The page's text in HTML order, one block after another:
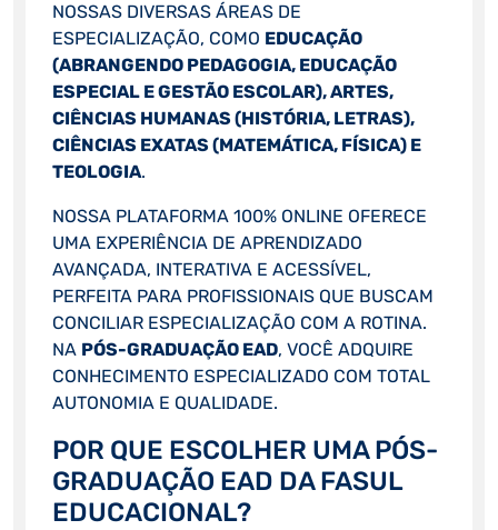
NOSSAS DIVERSAS ÁREAS DE
ESPECIALIZAÇÃO, COMO EDUCAÇÃO
(ABRANGENDO PEDAGOGIA, EDUCAÇÃO
ESPECIAL E GESTÃO ESCOLAR), ARTES,
CIÊNCIAS HUMANAS (HISTÓRIA, LETRAS),
CIÊNCIAS EXATAS (MATEMÁTICA, FÍSICA) E
TEOLOGIA.
NOSSA PLATAFORMA 100% ONLINE OFERECE
UMA EXPERIÊNCIA DE APRENDIZADO
AVANÇADA, INTERATIVA E ACESSÍVEL,
PERFEITA PARA PROFISSIONAIS QUE BUSCAM
CONCILIAR ESPECIALIZAÇÃO COM A ROTINA.
NA PÓS-GRADUAÇÃO EAD, VOCÊ ADQUIRE
CONHECIMENTO ESPECIALIZADO COM TOTAL
AUTONOMIA E QUALIDADE.
POR QUE ESCOLHER UMA PÓS-
GRADUAÇÃO EAD DA FASUL
EDUCACIONAL?